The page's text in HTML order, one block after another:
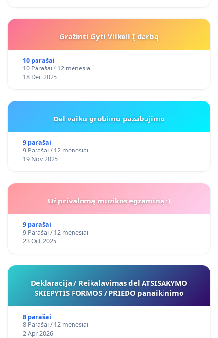
Gražinti Gyti Vilkeli Į darbą
10 parašai
10 Parašai / 12 mėnesiai
18 Dec 2025
Del vaiku grobimu pazabojimo
9 parašai
9 Parašai / 12 mėnesiai
19 Nov 2025
Už privalomą muzikos egzaminą :)
9 parašai
9 Parašai / 12 mėnesiai
23 Oct 2025
Deklaracija / Reikalavimas del ATSISAKYMO
SKIEPYTIS FORMOS / PRIEDO panaikinimo
8 parašai
8 Parašai / 12 mėnesiai
2 Apr 2026